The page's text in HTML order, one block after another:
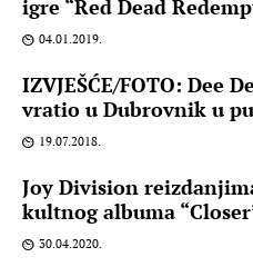
igre “Red Dead
04.01.2019.
IZVJEŠĆE/FOTO: Dee
vratio u Dubrovnik u
19.07.2018.
Joy Division
kultnog albuma
30.04.2020.